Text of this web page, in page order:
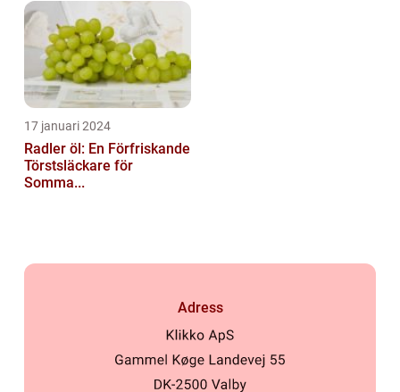
17 januari 2024
Radler öl: En Förfriskande
Törstsläckare för
Somma...
Adress